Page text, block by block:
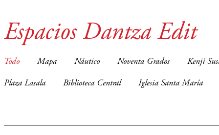
Espacios Dantza Edit
Todo Mapa Náutico Noventa Grados Kenji
Plaza Lasala Biblioteca Central Iglesia Santa María